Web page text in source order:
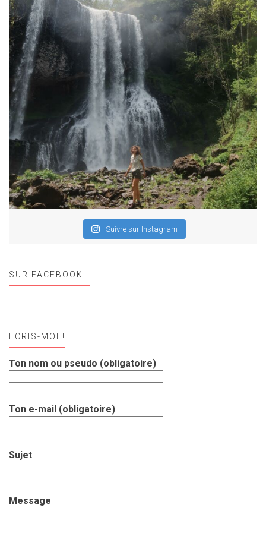
Suivre sur Instagram
SUR FACEBOOK…
ECRIS-MOI !
Ton nom ou pseudo (obligatoire)
Ton e-mail (obligatoire)
Sujet
Message